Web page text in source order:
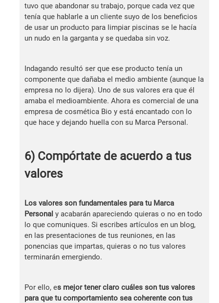
tuvo que abandonar su trabajo, porque cada vez que
tenía que hablarle a un cliente suyo de los beneficios
de usar un producto para limpiar piscinas se le hacía
un nudo en la garganta y se quedaba sin voz.
Indagando resultó ser que ese producto tenía un
componente que dañaba el medio ambiente (aunque la
empresa no lo dijera). Uno de sus valores era que él
amaba el medioambiente. Ahora es comercial de una
empresa de cosmética Bio y está encantado con lo
que hace y dejando huella con su Marca Personal.
6) Compórtate de acuerdo a tus
valores
Los valores son fundamentales para tu Marca
Personal y acabarán apareciendo quieras o no en todo
lo que comuniques. Si escribes artículos en un blog,
en las presentaciones de tus reuniones, en las
ponencias que impartas, quieras o no tus valores
terminarán emergiendo.
Por ello, es mejor tener claro cuáles son tus valores
para que tu comportamiento sea coherente con tus